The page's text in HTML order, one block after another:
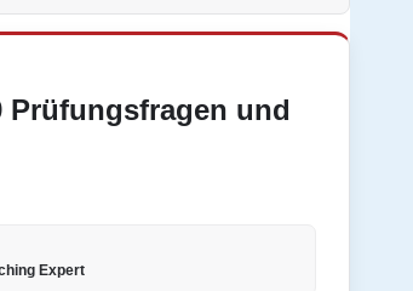
Prüfungsfragen und
Expert